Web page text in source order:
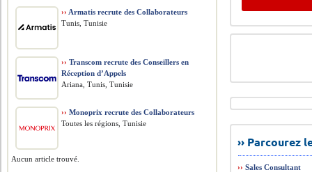
››
››Sales Consultant
›› Armatis recrute des Collaborateurs
Tunis, Tunisie
›› Transcom recrute des Conseillers en
Réception d’Appels
Ariana, Tunis, Tunisie
›› Monoprix recrute des Collaborateurs
Toutes les régions, Tunisie
Aucun article trouvé.